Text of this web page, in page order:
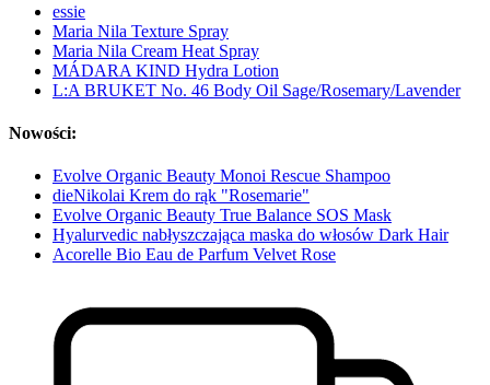
essie
Maria Nila Texture Spray
Maria Nila Cream Heat Spray
MÁDARA KIND Hydra Lotion
L:A BRUKET No. 46 Body Oil Sage/Rosemary/Lavender
Nowości:
Evolve Organic Beauty Monoi Rescue Shampoo
dieNikolai Krem do rąk "Rosemarie"
Evolve Organic Beauty True Balance SOS Mask
Hyalurvedic nabłyszczająca maska do włosów Dark Hair
Acorelle Bio Eau de Parfum Velvet Rose